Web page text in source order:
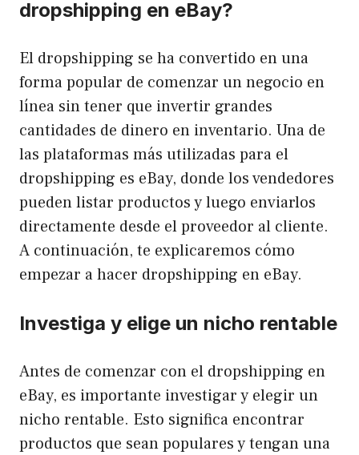
dropshipping en eBay?
El dropshipping se ha convertido en una
forma popular de comenzar un negocio en
línea sin tener que invertir grandes
cantidades de dinero en inventario. Una de
las plataformas más utilizadas para el
dropshipping es eBay, donde los vendedores
pueden listar productos y luego enviarlos
directamente desde el proveedor al cliente.
A continuación, te explicaremos cómo
empezar a hacer dropshipping en eBay.
Investiga y elige un nicho rentable
Antes de comenzar con el dropshipping en
eBay, es importante investigar y elegir un
nicho rentable. Esto significa encontrar
productos que sean populares y tengan una